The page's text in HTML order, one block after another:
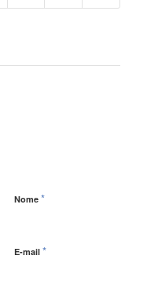
Nome *
E-mail *